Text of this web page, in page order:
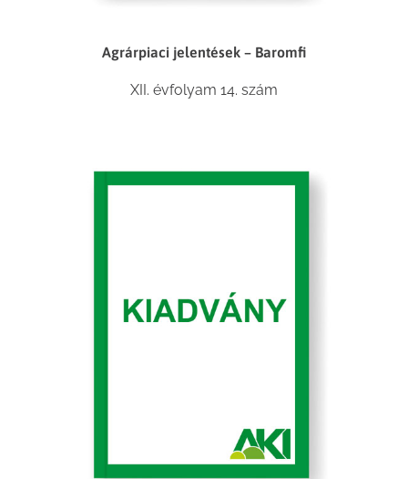
Agrárpiaci jelentések – Baromfi
XII. évfolyam 14. szám